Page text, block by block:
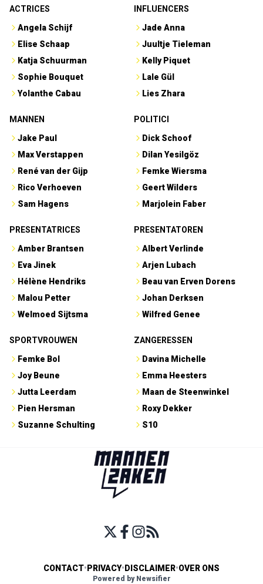
ACTRICES
Angela Schijf
Elise Schaap
Katja Schuurman
Sophie Bouquet
Yolanthe Cabau
INFLUENCERS
Jade Anna
Juultje Tieleman
Kelly Piquet
Lale Gül
Lies Zhara
MANNEN
Jake Paul
Max Verstappen
René van der Gijp
Rico Verhoeven
Sam Hagens
POLITICI
Dick Schoof
Dilan Yesilgöz
Femke Wiersma
Geert Wilders
Marjolein Faber
PRESENTATRICES
Amber Brantsen
Eva Jinek
Hélène Hendriks
Malou Petter
Welmoed Sijtsma
PRESENTATOREN
Albert Verlinde
Arjen Lubach
Beau van Erven Dorens
Johan Derksen
Wilfred Genee
SPORTVROUWEN
Femke Bol
Joy Beune
Jutta Leerdam
Pien Hersman
Suzanne Schulting
ZANGERESSEN
Davina Michelle
Emma Heesters
Maan de Steenwinkel
Roxy Dekker
S10
CONTACT• PRIVACY• DISCLAIMER•OVER ONS
Powered by Newsifier